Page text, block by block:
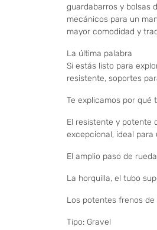
guardabarros y bolsas
mecánicos para un
mayor comodidad y
La última palabra
Si estás listo para
resistente, soportes
Te explicamos por qué
El resistente y potente
excepcional, ideal
El amplio paso de
La horquilla, el tubo
Los potentes frenos
Tipo: Gravel